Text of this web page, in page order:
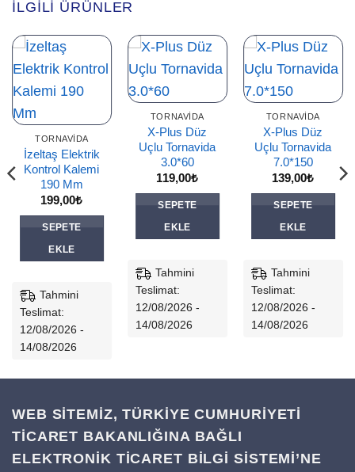
İLGILI ÜRÜNLER
TORNAVIDA
İzeltaş Elektrik
Kontrol Kalemi
190 Mm
199,00₺
SEPETE
EKLE
Tahmini
Teslimat:
12/08/2026 -
14/08/2026
TORNAVIDA
X-Plus Düz
Uçlu Tornavida
3.0*60
119,00₺
SEPETE
EKLE
Tahmini
Teslimat:
12/08/2026 -
14/08/2026
TORNAVIDA
X-Plus Düz
Uçlu Tornavida
7.0*150
139,00₺
SEPETE
EKLE
Tahmini
Teslimat:
12/08/2026 -
14/08/2026
WEB SİTEMİZ, TÜRKİYE CUMHURİYETİ
TİCARET BAKANLIĞINA BAĞLI
ELEKTRONİK TİCARET BİLGİ SİSTEMİ’NE